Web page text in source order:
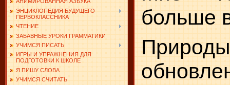
ЭНЦИКЛОПЕДИЯ БУДУЩЕГО
ПЕРВОКЛАССНИКА
ЧТЕНИЕ
ЗАБАВНЫЕ УРОКИ ГРАММАТИКИ
УЧИМСЯ ПИСАТЬ
ИГРЫ И УПРАЖНЕНИЯ ДЛЯ
ПОДГОТОВКИ К ШКОЛЕ
Я ПИШУ СЛОВА
УЧИМСЯ СЧИТАТЬ
больше